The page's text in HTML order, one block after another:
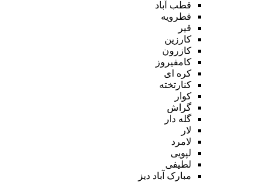
قطب آباد
قطرویه
قیر
کارزین
کازرون
کامفیروز
کره ای
کنارتخته
کوار
گراش
گله دار
لار
لامرد
لپویی
لطیفی
مبارک آباد دیز